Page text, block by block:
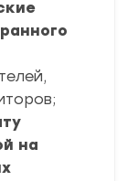
на